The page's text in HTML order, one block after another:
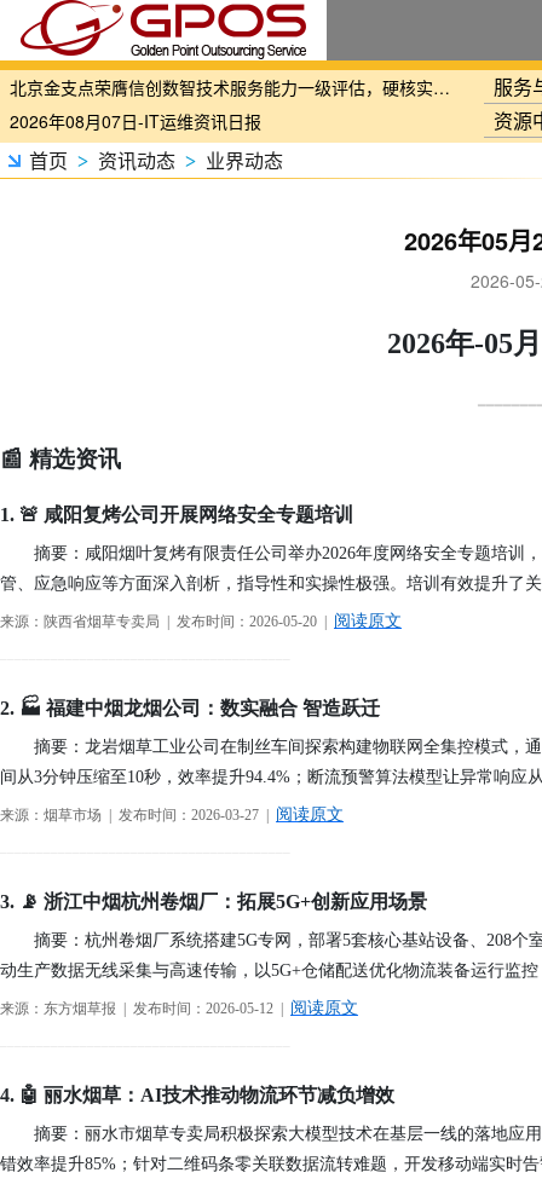
国家铁路局关于印发《“十四五”铁路科技创新规划》的通知
北京金支点荣膺信创数智技术服务能力一级评估，硬核实力护航产业数字化转型
2026年08月07日-IT运维资讯日报
2026年08月07日-铁路智慧运维资讯日报
20260804-金支点铁路智慧运维资讯日报
2026年08月03日-金支点IT运维资讯日报
2026年08月03日-金支点铁路智慧运维资讯日报
国家铁路局关于印发《“十四五”铁路科技创新规划》的通知
2026年08月07日-铁路智慧运维资讯日报
2026年08月06日-IT运维资讯日报
2026年08月05日-金支点铁路智慧运维资讯日报
2026年08月05日-金支点烟草IT运维资讯日报
20260804-金支点IT运维资讯日报
20260804-金支点铁路智慧运维资讯日报
2026年08月03日-金支点铁路智慧运维资讯日报
服务
资源
首页 > 资讯动态 > 业界动态
2026年05月
2026-
2026年-05
📰 精选资讯
1. 🚨 咸阳复烤公司开展网络安全专题培训
摘要：咸阳烟叶复烤有限责任公司举办2026年度网络安全专题培训
管、应急响应等方面深入剖析，指导性和实操性极强。培训有效提升了
来源：陕西省烟草专卖局 | 发布时间：2026-05-20 | 阅读原文
2. 🏭 福建中烟龙烟公司：数实融合 智造跃迁
摘要：龙岩烟草工业公司在制丝车间探索构建物联网全集控模式，
间从3分钟压缩至10秒，效率提升94.4%；断流预警算法模型让异常响应
来源：烟草市场 | 发布时间：2026-03-27 | 阅读原文
3. 📡 浙江中烟杭州卷烟厂：拓展5G+创新应用场景
摘要：杭州卷烟厂系统搭建5G专网，部署5套核心基站设备、208
动生产数据无线采集与高速传输，以5G+仓储配送优化物流装备运行监
来源：东方烟草报 | 发布时间：2026-05-12 | 阅读原文
4. 🤖 丽水烟草：AI技术推动物流环节减负增效
摘要：丽水市烟草专卖局积极探索大模型技术在基层一线的落地应
错效率提升85%；针对二维码条零关联数据流转难题，开发移动端实时